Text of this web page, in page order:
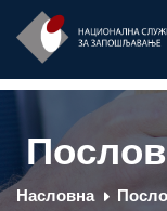
Насловна